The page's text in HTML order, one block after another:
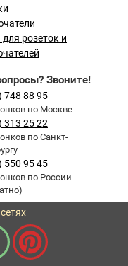
розеток и
Звоните!
748 88 95
по Москве
313 25 22
по Санкт-
550 95 45
по России